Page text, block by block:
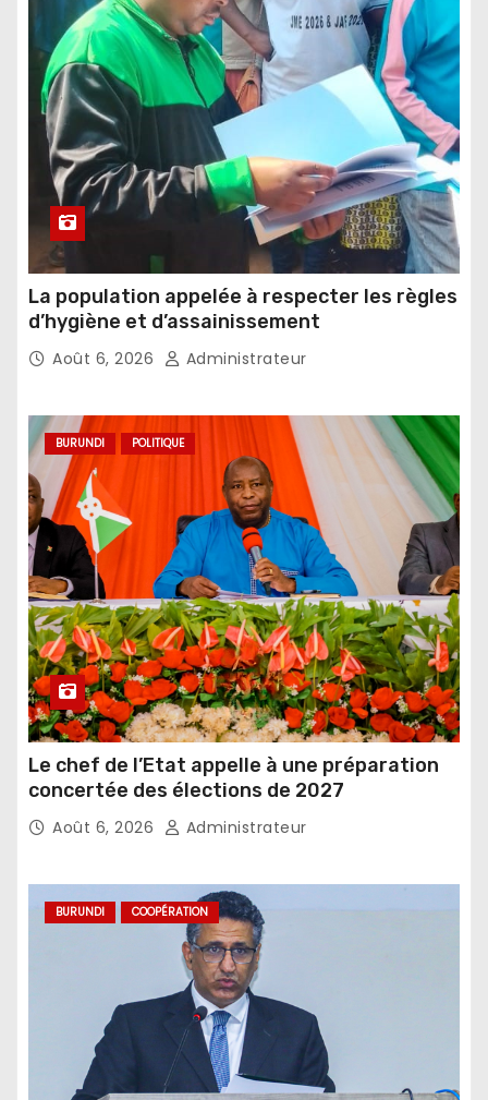
La population appelée à respecter les règles
d’hygiène et d’assainissement
Août 6, 2026 Administrateur
BURUNDI POLITIQUE
Le chef de l’Etat appelle à une préparation
concertée des élections de 2027
Août 6, 2026 Administrateur
BURUNDI COOPÉRATION